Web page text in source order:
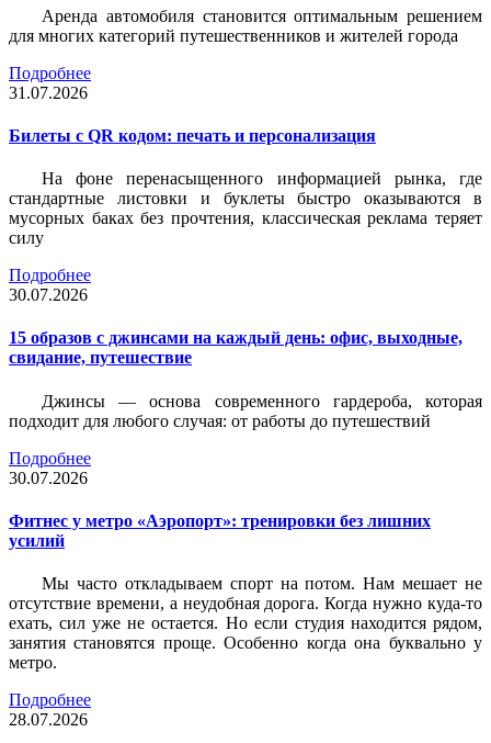
Аренда автомобиля становится оптимальным решением
для многих категорий путешественников и жителей города
Подробнее
31.07.2026
Билеты c QR кодом: печать и персонализация
На фоне перенасыщенного информацией рынка, где
стандартные листовки и буклеты быстро оказываются в
мусорных баках без прочтения, классическая реклама теряет
силу
Подробнее
30.07.2026
15 образов с джинсами на каждый день: офис, выходные,
свидание, путешествие
Джинсы — основа современного гардероба, которая
подходит для любого случая: от работы до путешествий
Подробнее
30.07.2026
Фитнес у метро «Аэропорт»: тренировки без лишних
усилий
Мы часто откладываем спорт на потом. Нам мешает не
отсутствие времени, а неудобная дорога. Когда нужно куда-то
ехать, сил уже не остается. Но если студия находится рядом,
занятия становятся проще. Особенно когда она буквально у
метро.
Подробнее
28.07.2026